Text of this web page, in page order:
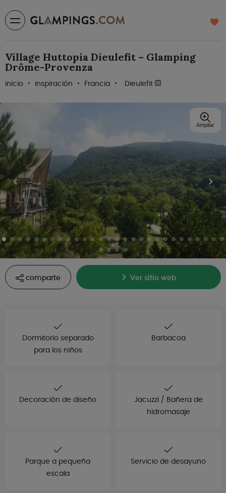
Village Huttopia Dieulefit – Glamping
Drôme-Provenza
inicio inspiración Francia Dieulefit
comparte Ver sitio web
Ampliar
Dormitorio separado
para los niños
Barbacoa
Decoración de diseño
Jacuzzi / Bañera de
hidromasaje
Parque a pequeña
escala
Servicio de desayuno